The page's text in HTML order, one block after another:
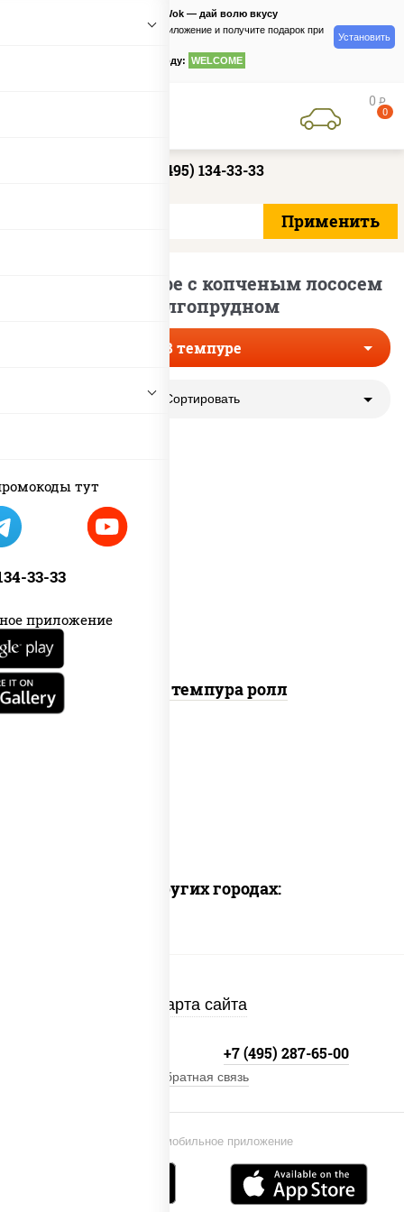
тут
33-33
приложение
PizzaSushiWok — дай волю вкусу
Скачайте приложение и получите подарок при
по промокоду: WELCOME
Установить
0 руб
0
+7 (495) 134-33-33
Роллы в темпуре с копченым лососем
в Долгопрудном
В темпуре
Сортировать
рис, нори, лосось копченый, сыр
Гурмэ темпура ролл
Доставка в других городах:
Карта сайта
Установи мобильное приложение
+7 (495) 287-65-00
Обратная связь